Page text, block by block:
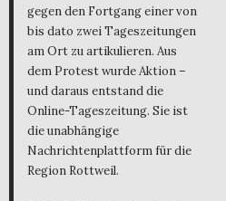
gegen den Fortgang einer von
bis dato zwei Tageszeitungen
am Ort zu artikulieren. Aus
dem Protest wurde Aktion –
und daraus entstand die
Online-Tageszeitung. Sie ist
die unabhängige
Nachrichtenplattform für die
Region Rottweil.